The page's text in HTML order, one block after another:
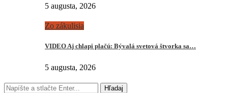
5 augusta, 2026
Zo zákulisia
VIDEO Aj chlapi plačú: Bývalá svetová štvorka sa…
5 augusta, 2026
Hľadaj